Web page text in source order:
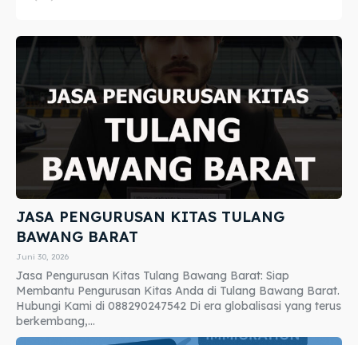
JASA PENGURUSAN KITAS TULANG
BAWANG BARAT
Juni 30, 2026
Jasa Pengurusan Kitas Tulang Bawang Barat: Siap
Membantu Pengurusan Kitas Anda di Tulang Bawang Barat.
Hubungi Kami di 088290247542 Di era globalisasi yang terus
berkembang,...